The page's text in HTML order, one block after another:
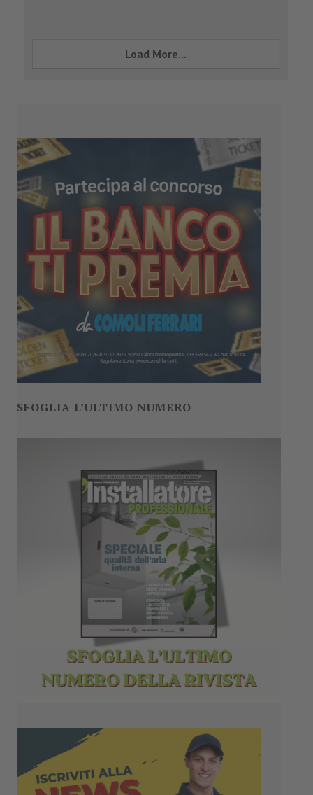
Load More...
SFOGLIA L’ULTIMO NUMERO